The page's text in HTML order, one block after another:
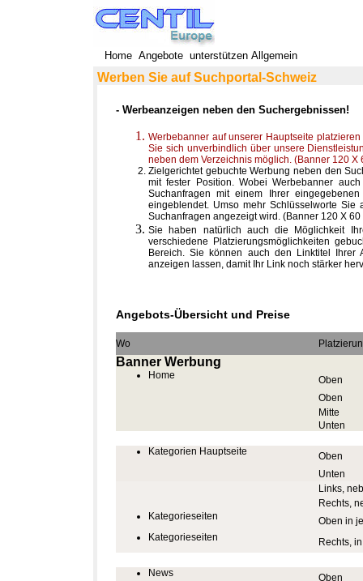
Home Angebote unterstützen Allgemein
Werben Sie auf Suchportal-Schweiz
- Werbeanzeigen neben den Suchergebnissen!
Werbebanner auf unserer Hauptseite
Sie sich unverbindlich über unsere
neben dem Verzeichnis möglich. (Banner 120 X
Zielgerichtet gebuchte Werbung neben den
mit fester Position. Wobei Werbebanner
Suchanfragen mit einem Ihrer
eingeblendet. Umso mehr Schlüsselworte
Suchanfragen angezeigt wird. (Banner 120 X
Sie haben natürlich auch die Möglichkeit
verschiedene Platzierungsmöglichkeiten
Bereich. Sie können auch den Linktitel
anzeigen lassen, damit Ihr Link noch stärker
Angebots-Übersicht und Preise
Wo
Banner Werbung
Home
Oben
Oben
Mitte
Unten
Kategorien Hauptseite
Oben
Unten
Links,
Rechts,
Kategorieseiten
Oben in
Kategorieseiten
Rechts,
News
Oben